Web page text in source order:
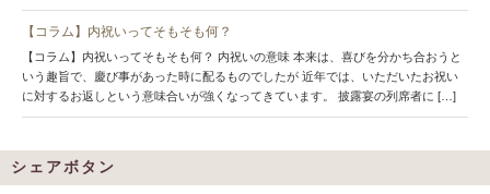
【コラム】内祝いってそもそも何？
【コラム】内祝いってそもそも何？ 内祝いの意味 本来は、喜びを分かち合おうと
いう趣旨で、慶び事があった時に配るものでしたが 近年では、いただいたお祝い
に対するお返しという意味合いが強くなってきています。 披露宴の列席者に […]
シェアボタン